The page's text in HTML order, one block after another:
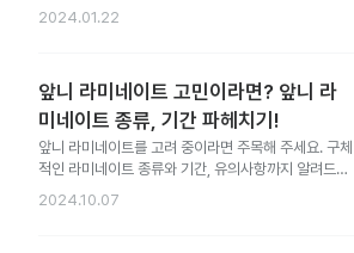
2024.01.22
앞니 라미네이트 고민이라면? 앞니 라
미네이트 종류, 기간 파헤치기!
앞니 라미네이트를 고려 중이라면 주목해 주세요. 구체
적인 라미네이트 종류와 기간, 유의사항까지 알려드릴
게요.
2024.10.07